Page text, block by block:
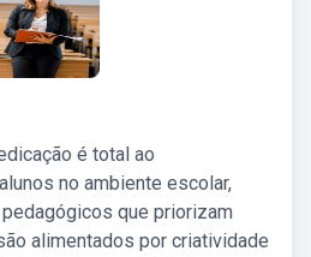
é total ao
no ambiente escolar,
que priorizam
alimentados por criatividade